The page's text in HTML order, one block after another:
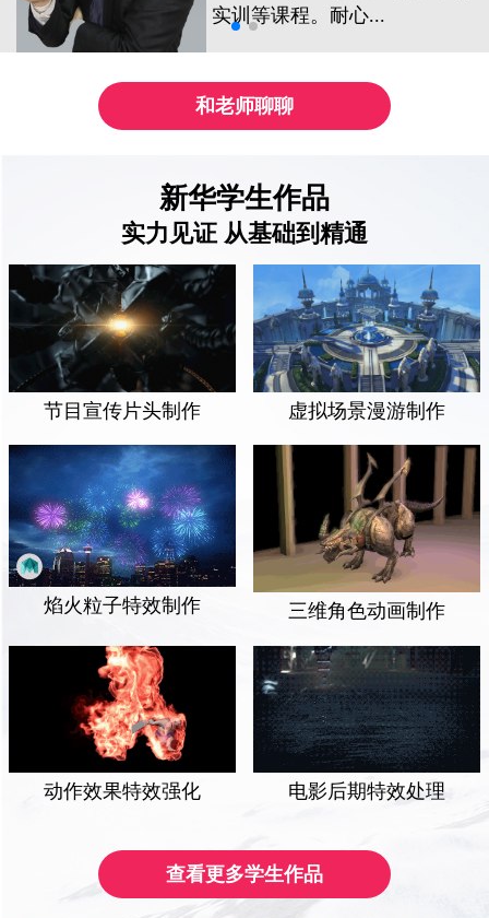
实训等课程。耐心...
和老师聊聊
新华学生作品
实力见证 从基础到精通
节目宣传片头制作 虚拟场景漫游制作
焰火粒子特效制作 三维角色动画制作
动作效果特效强化 电影后期特效处理
查看更多学生作品